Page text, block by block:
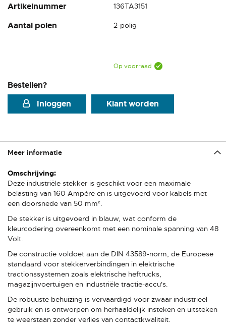
Artikelnummer 136TA3151
Aantal polen 2-polig
Op voorraad
Bestellen?
Inloggen
Klant worden
begin
de
Meer informatie
Meer
informatie
Deze industriële stekker is geschikt voor een maximale
belasting van 160 Ampère en is uitgevoerd voor kabels met
een doorsnede van 50 mm².
De stekker is uitgevoerd in blauw, wat conform de
kleurcodering overeenkomt met een nominale spanning van 48
Volt.
De constructie voldoet aan de DIN 43589-norm, de Europese
standaard voor stekkerverbindingen in elektrische
tractionssystemen zoals elektrische heftrucks,
magazijnvoertuigen en industriële tractie-accu's.
De robuuste behuizing is vervaardigd voor zwaar industrieel
gebruik en is ontworpen om herhaaldelijk insteken en uitsteken
te weerstaan zonder verlies van contactkwaliteit.